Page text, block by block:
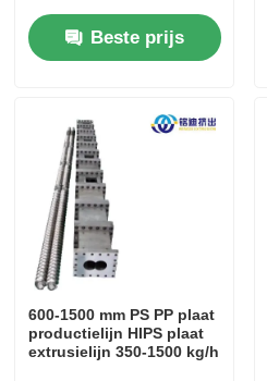
Beste prijs
600-1500 mm PS PP plaat
productielijn HIPS plaat
extrusielijn 350-1500 kg/h